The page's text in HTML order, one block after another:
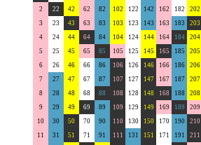
2
22 42 62 82 102 122 142 162 182 202
3 23 43 63 83 103 123 143 163 183 203
4
24 44 64 84 104 124 144 164 184 204
5
25 45 65 85 105 125 145 165 185 205
6
26 46 66 86 106 126 146 166 186 206
7
27 47 67 87 107 127 147 167 187 207
8
28 48 68 88 108 128 148 168 188 208
9
29 49 69 89 109 129 149 169 189 209
10
30 50 70 90 110 130 150 170 190 210
11
31 51 71 91 111 131 151 171 191 211